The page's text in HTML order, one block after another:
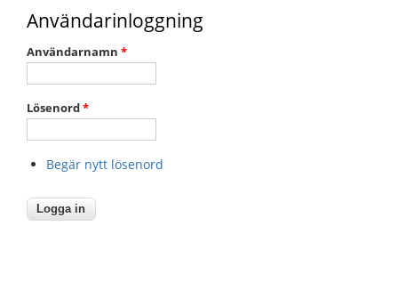
Användarinloggning
Användarnamn *
Lösenord*
Begär nytt lösenord